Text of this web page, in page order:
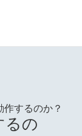
するのか？
るの